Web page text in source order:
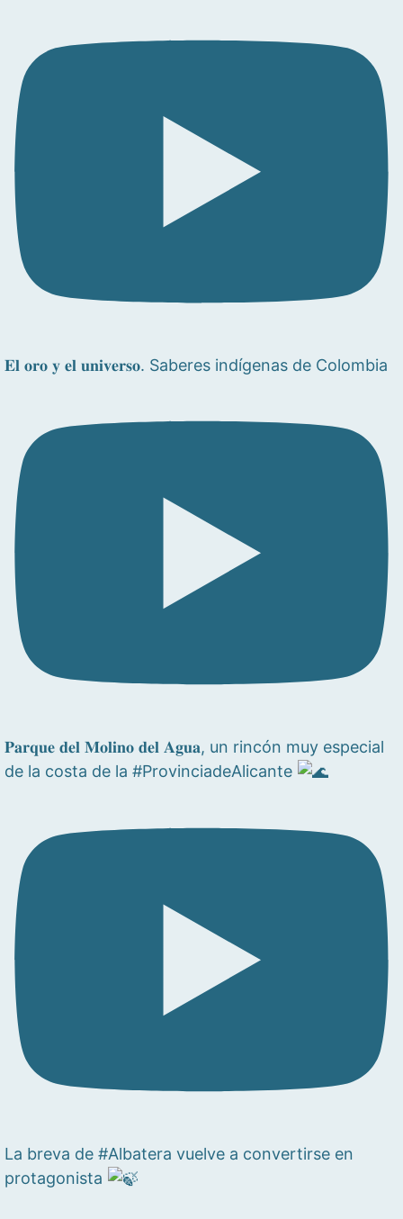
𝐄𝐥 𝐨𝐫𝐨 𝐲 𝐞𝐥 𝐮𝐧𝐢𝐯𝐞𝐫𝐬𝐨. Saberes indígenas de Colombia
𝐏𝐚𝐫𝐪𝐮𝐞 𝐝𝐞𝐥 𝐌𝐨𝐥𝐢𝐧𝐨 𝐝𝐞𝐥 𝐀𝐠𝐮𝐚, un rincón muy especial
de la costa de la #ProvinciadeAlicante
La breva de #Albatera vuelve a convertirse en
protagonista